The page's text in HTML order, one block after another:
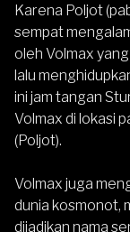
Karena Poljot
sempat
oleh Volmax
lalu
ini jam tangan
Volmax di lokasi
(Poljot).
Volmax juga
dunia kosmonot,
dijadikan nama